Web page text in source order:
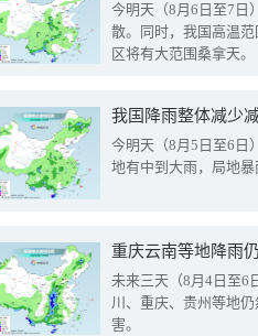
今明天（8月6日至7日
散。同时，我国高温
区将有大范围桑拿天。
我国降雨整体减少
今明天（8月5日至6日
地有中到大雨，局地暴
重庆云南等地降雨
未来三天（8月4日至6
川、重庆、贵州等地
害。